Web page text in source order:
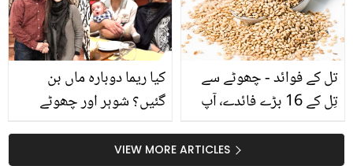
کیا ریما دوبارہ ماں بن
گئیں؟ شوہر اور چھوٹے
لوگوں کو حیران کردیا
تل کے فوائد - چھوٹے سے
تِل کے 16 بڑے فائدے٬ آپ
VIEW MORE ARTICLES